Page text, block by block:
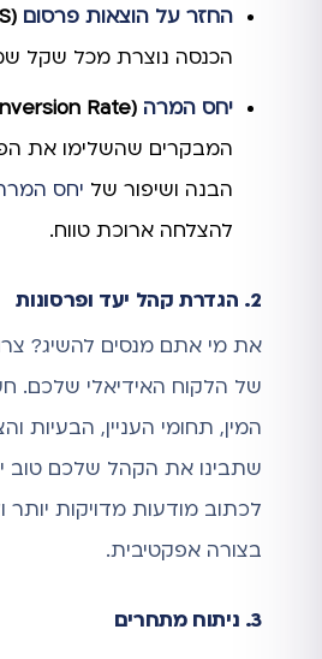
החזר על הוצאות פרסום (ROAS):
הכנסה נוצרת מכל שקל
יחס המרה (Conversion Rate):
המבקרים שהשלימו את
הבנה ושיפור של יחס
להצלחה ארוכת טווח.
2. הגדרת קהל יעד ופרסונות
את מי אתם מנסים להשיג?
של הלקוח האידיאלי שלכם.
המין, תחומי העניין, הבעיות
שתבינו את הקהל שלכם טוב
לכתוב מודעות מדויקות יותר
בצורה אפקטיבית.
3. ניתוח מתחרים